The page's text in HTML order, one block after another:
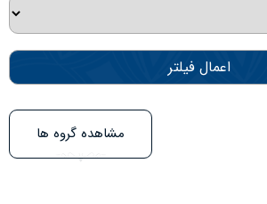
اعمال فیلتر
مشاهده گروه ها